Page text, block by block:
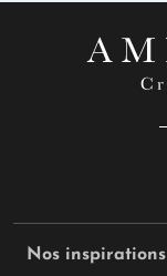
Nos inspirations